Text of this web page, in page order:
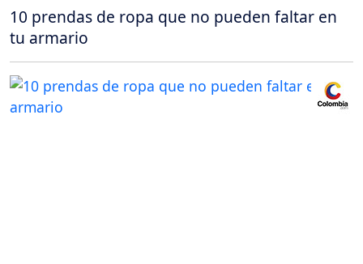
10 prendas de ropa que no pueden faltar en
tu armario